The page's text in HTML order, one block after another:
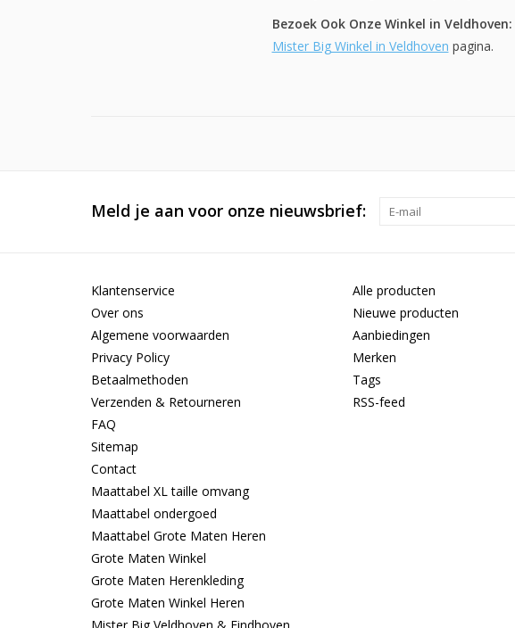
Bezoek Ook Onze Winkel in Veldhoven:
Mister Big Winkel in Veldhoven pagina.
Meld je aan voor onze nieuwsbrief:
Klantenservice
Over ons
Algemene voorwaarden
Privacy Policy
Betaalmethoden
Verzenden & Retourneren
FAQ
Sitemap
Contact
Maattabel XL taille omvang
Maattabel ondergoed
Maattabel Grote Maten Heren
Grote Maten Winkel
Grote Maten Herenkleding
Grote Maten Winkel Heren
Alle producten
Nieuwe producten
Aanbiedingen
Merken
Tags
RSS-feed